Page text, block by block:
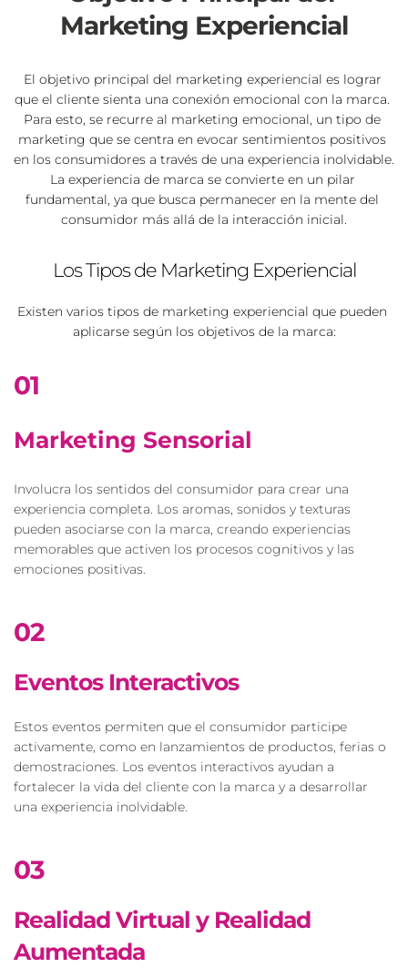
Marketing Experiencial
El objetivo principal del marketing experiencial es lograr
que el cliente sienta una conexión emocional con la marca.
Para esto, se recurre al marketing emocional, un tipo de
marketing que se centra en evocar sentimientos positivos
en los consumidores a través de una experiencia inolvidable.
La experiencia de marca se convierte en un pilar
fundamental, ya que busca permanecer en la mente del
consumidor más allá de la interacción inicial.
Los Tipos de Marketing Experiencial
Existen varios tipos de marketing experiencial que pueden
aplicarse según los objetivos de la marca:
01
Marketing Sensorial
Involucra los sentidos del consumidor para crear una
experiencia completa. Los aromas, sonidos y texturas
pueden asociarse con la marca, creando experiencias
memorables que activen los procesos cognitivos y las
emociones positivas.
02
Eventos Interactivos
Estos eventos permiten que el consumidor participe
activamente, como en lanzamientos de productos, ferias o
demostraciones. Los eventos interactivos ayudan a
fortalecer la vida del cliente con la marca y a desarrollar
una experiencia inolvidable.
03
Realidad Virtual y Realidad
Aumentada